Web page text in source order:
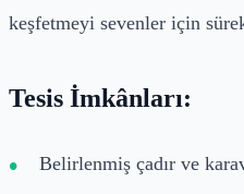
keşfetmeyi sevenler için
Tesis İmkânları:
Belirlenmiş çadır ve